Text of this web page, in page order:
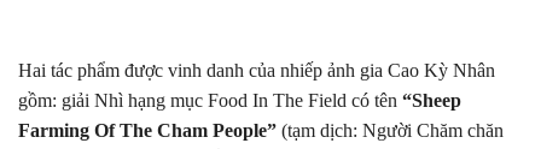
Hai tác phẩm được vinh danh của nhiếp ảnh gia Cao Kỳ Nhân
gồm: giải Nhì hạng mục Food In The Field có tên “Sheep
Farming Of The Cham People” (tạm dịch: Người Chăm chăn